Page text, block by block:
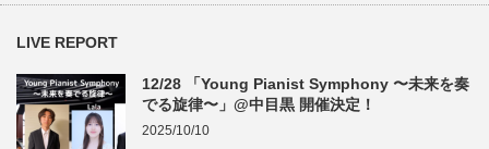
LIVE REPORT
12/28 「Young Pianist Symphony 〜未来を奏
でる旋律〜」@中目黒 開催決定！
2025/10/10